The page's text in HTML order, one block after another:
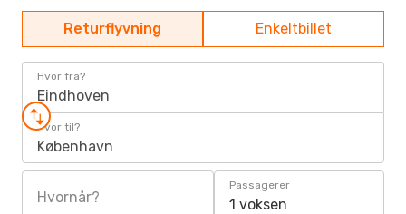
Returflyvning Enkeltbillet
Hvor fra?
Eindhoven
Hvor til?
København
Hvornår?
Passagerer
1 voksen